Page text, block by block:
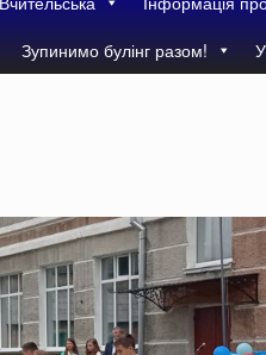
Зупинимо булінг разом!